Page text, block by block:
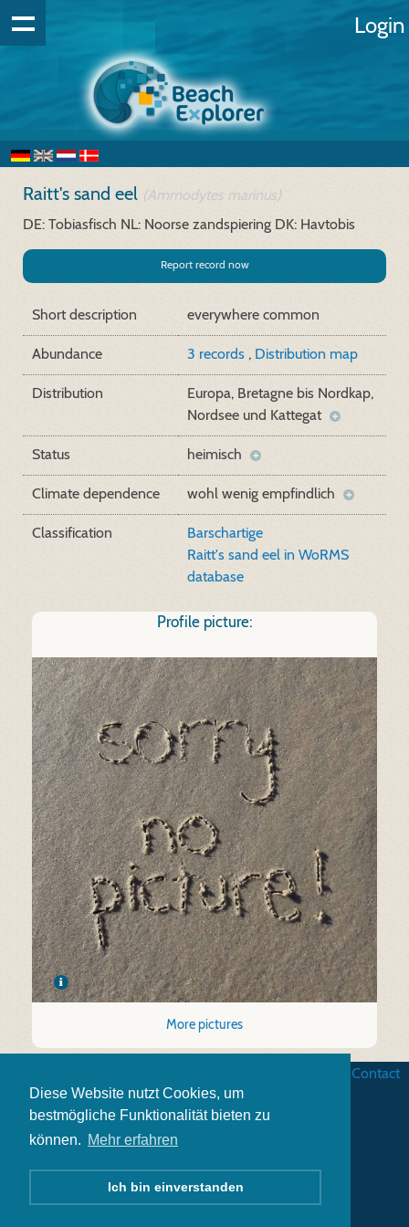
Diese Website nutzt Cookies, um
bestmögliche Funktionalität bieten zu
können. Mehr erfahren
Ich bin einverstanden
Login
Raitt's sand eel (Ammodytes marinus)
DE: Tobiasfisch NL: Noorse zandspiering DK: Havtobis
Report record now
Short description everywhere common
Abundance 3 records , Distribution map
Distribution
Europa, Bretagne bis Nordkap,
Nordsee und Kattegat
Status heimisch
Climate dependence wohl wenig empfindlich
Classification
Barschartige
Raitt's sand eel in WoRMS
database
Profile picture:
More pictures
Contact